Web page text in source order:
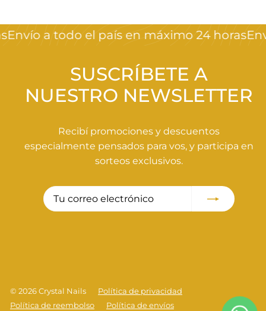
,
0
a todo el país en máximo 24 horas
SUSCRÍBETE A
NUESTRO NEWSLETTER
Recibí promociones y descuentos
especialmente pensados para vos, y participa en
sorteos exclusivos.
Tu
Suscribir
© 2026 Crystal Nails
Política de privacidad
Política de reembolso
Política de envíos